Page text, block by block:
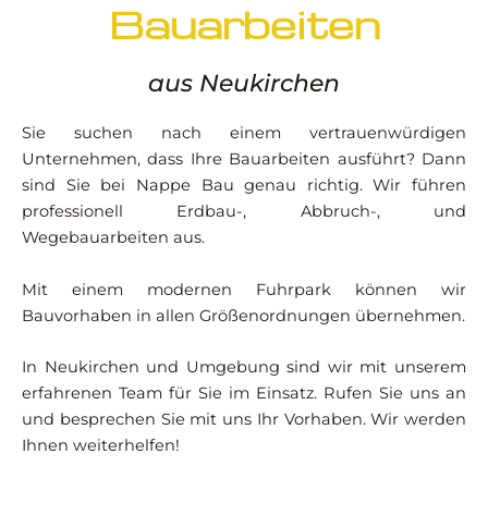
Bauarbeiten
aus Neukirchen
Sie suchen nach einem vertrauenwürdigen
Unternehmen, dass Ihre Bauarbeiten ausführt? Dann
sind Sie bei Nappe Bau genau richtig. Wir führen
professionell Erdbau-, Abbruch-, und
Wegebauarbeiten aus.
Mit einem modernen Fuhrpark können wir
Bauvorhaben in allen Größenordnungen übernehmen.
In Neukirchen und Umgebung sind wir mit unserem
erfahrenen Team für Sie im Einsatz. Rufen Sie uns an
und besprechen Sie mit uns Ihr Vorhaben. Wir werden
Ihnen weiterhelfen!